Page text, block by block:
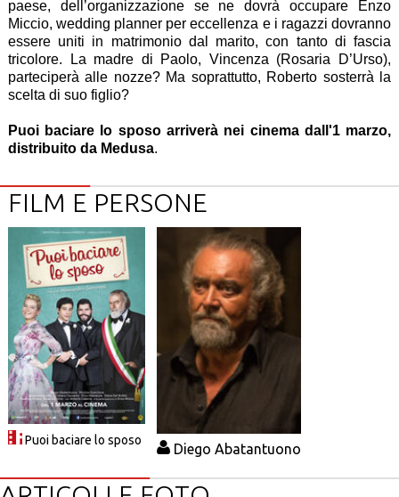
paese, dell’organizzazione se ne dovrà occupare Enzo
Miccio, wedding planner per eccellenza e i ragazzi dovranno
essere uniti in matrimonio dal marito, con tanto di fascia
tricolore. La madre di Paolo, Vincenza (Rosaria D’Urso),
parteciperà alle nozze? Ma soprattutto, Roberto sosterrà la
scelta di suo figlio?
Puoi baciare lo sposo arriverà nei cinema dall'1 marzo,
distribuito da Medusa.
FILM E PERSONE
Puoi baciare lo sposo
Diego Abatantuono